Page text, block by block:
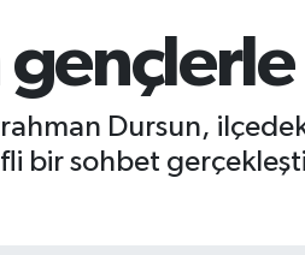
Dursun,
bir sohbet